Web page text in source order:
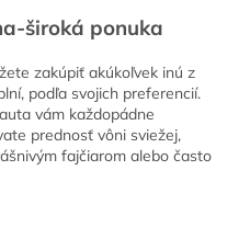
široká ponuka
zakúpiť akúkoľvek inú z
podľa svojich preferencií.
vám každopádne
prednosť vôni sviežej,
fajčiarom alebo často